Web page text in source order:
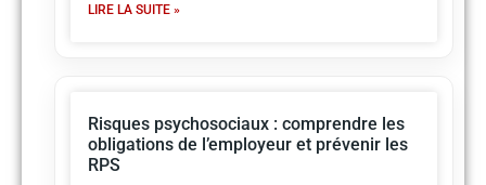
LIRE LA SUITE »
Risques psychosociaux : comprendre les
obligations de l’employeur et prévenir les
RPS